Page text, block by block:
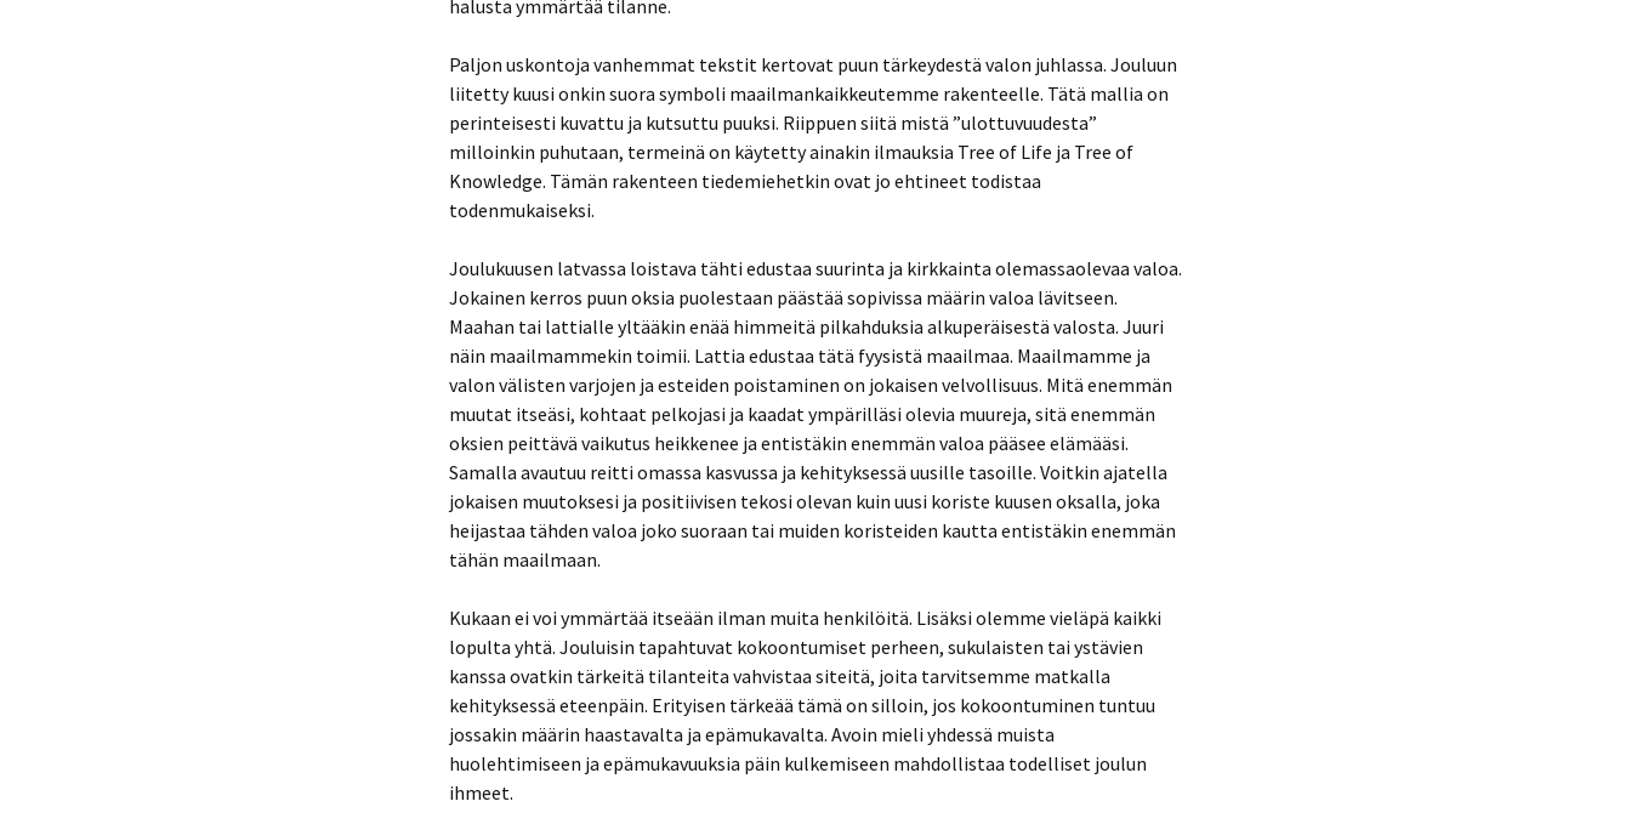
halusta ymmärtää tilanne.
Paljon uskontoja vanhemmat tekstit kertovat puun tärkeydestä valon juhlassa. Jouluun
liitetty kuusi onkin suora symboli maailmankaikkeutemme rakenteelle. Tätä mallia on
perinteisesti kuvattu ja kutsuttu puuksi. Riippuen siitä mistä ”ulottuvuudesta”
milloinkin puhutaan, termeinä on käytetty ainakin ilmauksia Tree of Life ja Tree of
Knowledge. Tämän rakenteen tiedemiehetkin ovat jo ehtineet todistaa
todenmukaiseksi.
Joulukuusen latvassa loistava tähti edustaa suurinta ja kirkkainta olemassaolevaa valoa.
Jokainen kerros puun oksia puolestaan päästää sopivissa määrin valoa lävitseen.
Maahan tai lattialle yltääkin enää himmeitä pilkahduksia alkuperäisestä valosta. Juuri
näin maailmammekin toimii. Lattia edustaa tätä fyysistä maailmaa. Maailmamme ja
valon välisten varjojen ja esteiden poistaminen on jokaisen velvollisuus. Mitä enemmän
muutat itseäsi, kohtaat pelkojasi ja kaadat ympärilläsi olevia muureja, sitä enemmän
oksien peittävä vaikutus heikkenee ja entistäkin enemmän valoa pääsee elämääsi.
Samalla avautuu reitti omassa kasvussa ja kehityksessä uusille tasoille. Voitkin ajatella
jokaisen muutoksesi ja positiivisen tekosi olevan kuin uusi koriste kuusen oksalla, joka
heijastaa tähden valoa joko suoraan tai muiden koristeiden kautta entistäkin enemmän
tähän maailmaan.
Kukaan ei voi ymmärtää itseään ilman muita henkilöitä. Lisäksi olemme vieläpä kaikki
lopulta yhtä. Jouluisin tapahtuvat kokoontumiset perheen, sukulaisten tai ystävien
kanssa ovatkin tärkeitä tilanteita vahvistaa siteitä, joita tarvitsemme matkalla
kehityksessä eteenpäin. Erityisen tärkeää tämä on silloin, jos kokoontuminen tuntuu
jossakin määrin haastavalta ja epämukavalta. Avoin mieli yhdessä muista
huolehtimiseen ja epämukavuuksia päin kulkemiseen mahdollistaa todelliset joulun
ihmeet.